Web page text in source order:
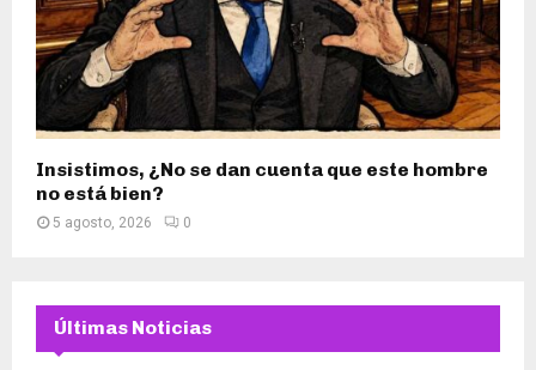
Insistimos, ¿No se dan cuenta que este hombre
no está bien?
5 agosto, 2026 0
Últimas Noticias